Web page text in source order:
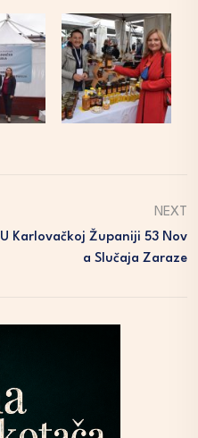
NEXT
U Karlovačkoj Županiji 53 Nov
A Slučaja Zaraze